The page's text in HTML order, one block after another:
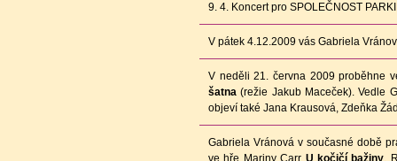
9. 4. Koncert pro SPOLEČNOST
V pátek 4.12.2009 vás Gabriela
V neděli 21. června 2009 proběhne
šatna (režie Jakub Maceček). Vedle
objeví také Jana Krausová, Zdeňka
Gabriela Vránová v současné době
ve hře Mariny Carr U kočičí bažiny.